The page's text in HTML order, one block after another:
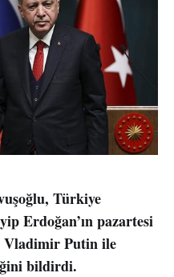
Türkiye
Erdoğan’ın pazartesi
Vladimir Putin ile
bildirdi.